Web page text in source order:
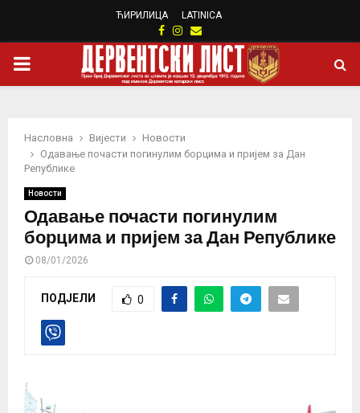
ЋИРИЛИЦА LATINICA
Facebook
Instagram
Email
PRIMARY
Насловна Вијести
Новости
Одавање почасти погинулим борцима и пријем за Дан
Републике
Новости
Одавање почасти погинулим
борцима и пријем за Дан Републике
08/01/2026
ПОДЈЕЛИ 0